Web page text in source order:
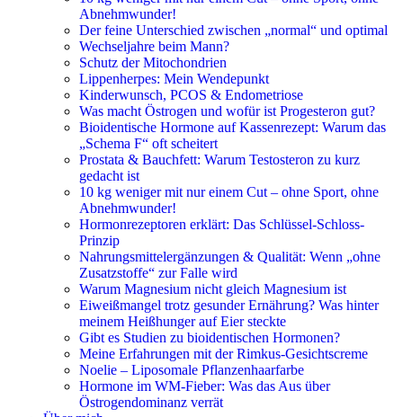
Abnehmwunder!
Der feine Unterschied zwischen „normal“ und optimal
Wechseljahre beim Mann?
Schutz der Mitochondrien
Lippenherpes: Mein Wendepunkt
Kinderwunsch, PCOS & Endometriose
Was macht Östrogen und wofür ist Progesteron gut?
Bioidentische Hormone auf Kassenrezept: Warum das
„Schema F“ oft scheitert
Prostata & Bauchfett: Warum Testosteron zu kurz
gedacht ist
10 kg weniger mit nur einem Cut – ohne Sport, ohne
Abnehmwunder!
Hormonrezeptoren erklärt: Das Schlüssel-Schloss-
Prinzip
Nahrungsmittelergänzungen & Qualität: Wenn „ohne
Zusatzstoffe“ zur Falle wird
Warum Magnesium nicht gleich Magnesium ist
Eiweißmangel trotz gesunder Ernährung? Was hinter
meinem Heißhunger auf Eier steckte
Gibt es Studien zu bioidentischen Hormonen?
Meine Erfahrungen mit der Rimkus-Gesichtscreme
Noelie – Liposomale Pflanzenhaarfarbe
Hormone im WM-Fieber: Was das Aus über
Östrogendominanz verrät